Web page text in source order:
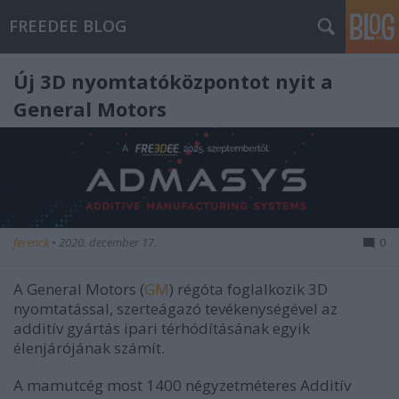
FREEDEE BLOG
Új 3D nyomtatóközpontot nyit a
General Motors
ferenck • 2020. december 17. 0
A General Motors (GM) régóta foglalkozik 3D
nyomtatással, szerteágazó tevékenységével az
additív gyártás ipari térhódításának egyik
élenjárójának számít.
A mamutcég most 1400 négyzetméteres Additív